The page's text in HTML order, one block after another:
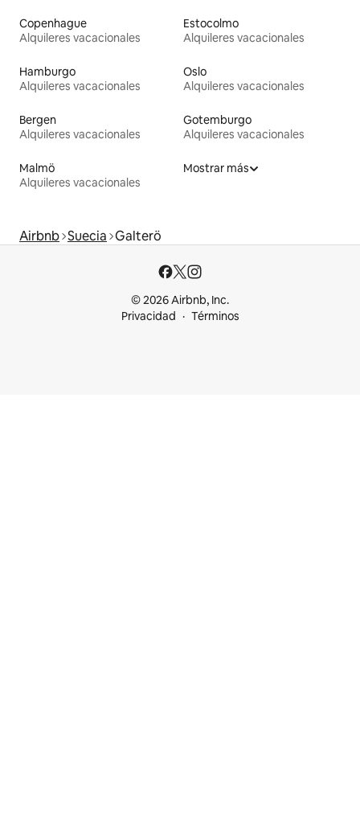
Copenhague
Alquileres vacacionales
Estocolmo
Alquileres vacacionales
Hamburgo
Alquileres vacacionales
Oslo
Alquileres vacacionales
Bergen
Alquileres vacacionales
Gotemburgo
Alquileres vacacionales
Malmö
Alquileres vacacionales
Mostrar más
Airbnb Suecia Galterö
© 2026 Airbnb, Inc.
Privacidad
Términos